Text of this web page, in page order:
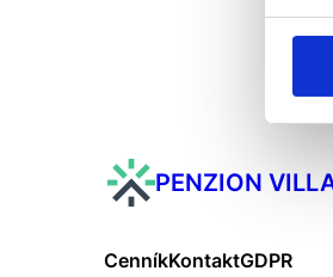
PENZION
CenníkKontaktGDPR